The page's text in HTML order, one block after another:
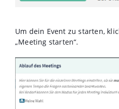
Um dein Event zu starten,
„Meeting starten“.